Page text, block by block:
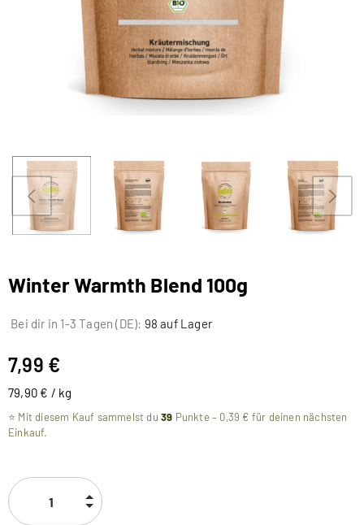
Winter Warmth Blend 100g
Bei dir in 1-3 Tagen (DE): 98 auf Lager
7,99 €
79,90 € / kg
⭐ Mit diesem Kauf sammelst du 39 Punkte – 0,39 € für deinen nächsten
Einkauf.